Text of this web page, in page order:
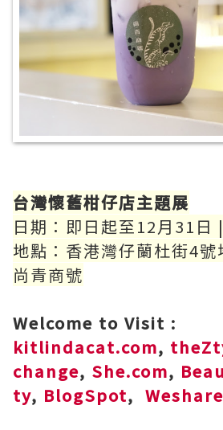
台灣懷舊柑仔店主題展
日期：即日起至12月31
地點：香港灣仔蘭杜街4
尚青商號
Welcome to Visit :
kitlindacat.com,
change, She.com,
ty, BlogSpot, Weshare